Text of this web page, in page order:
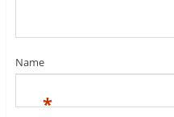
Name
*